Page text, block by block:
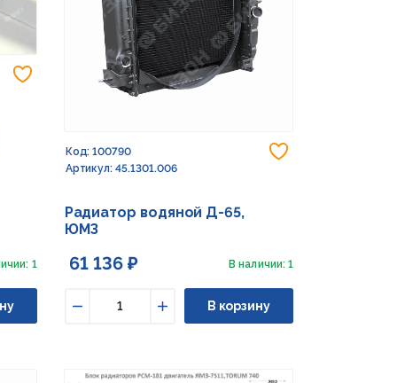
Добавить в избранное
1
Код: 100790
Артикул: 45.1301.006
Радиатор водяной Д-65,
ЮМЗ
61 136 ₽ В наличии: 1
Увеличить
В корзину